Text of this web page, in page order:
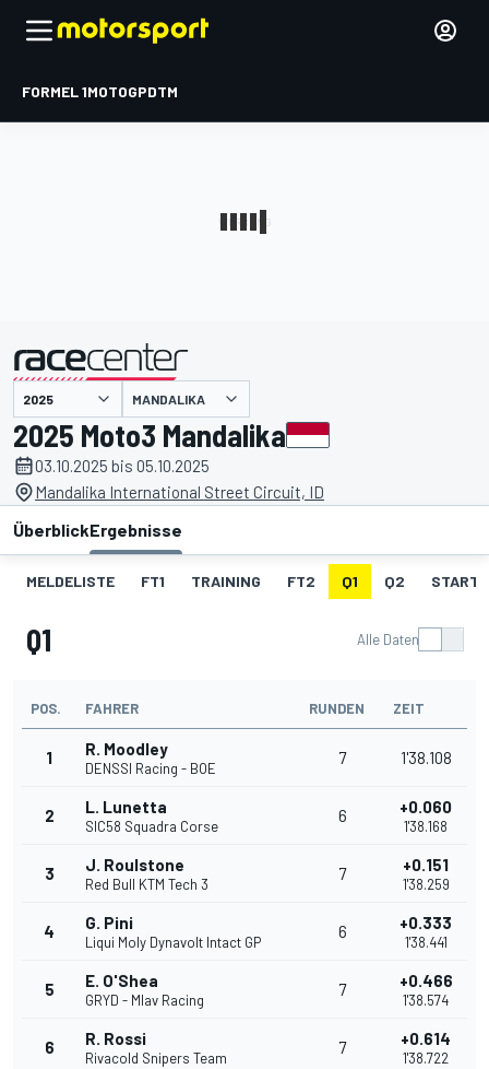
FORMEL 1MOTOGPDTM
MANDALIKA
2025 Moto3 Mandalika
03.10.2025 bis 05.10.2025
Mandalika International Street Circuit, ID
ÜberblickErgebnisse
MELDELISTE FT1 TRAINING FT2 Q1 Q2
Q1 Alle Daten
POS. FAHRER RUNDEN ZEIT
1 R. Moodley
DENSSI Racing - BOE
7 1'38.108
2 L. Lunetta
SIC58 Squadra Corse
6 +0.060
1'38.168
3 J. Roulstone
Red Bull KTM Tech 3
7 +0.151
1'38.259
4 G. Pini
Liqui Moly Dynavolt Intact GP
6 +0.333
1'38.441
5 E. O'Shea
GRYD - Mlav Racing
7 +0.466
1'38.574
6 R. Rossi
Rivacold Snipers Team
7 +0.614
1'38.722